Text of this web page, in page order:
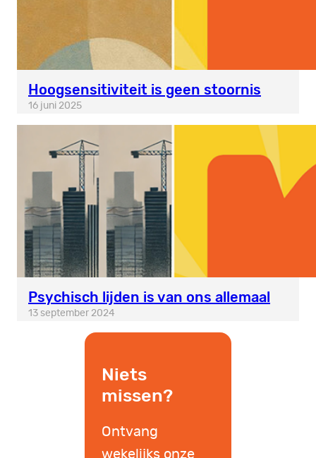
Hoogsensitiviteit is geen stoornis
16 juni 2025
Psychisch lijden is van ons allemaal
13 september 2024
Niets
missen?
Ontvang
wekelijks onze